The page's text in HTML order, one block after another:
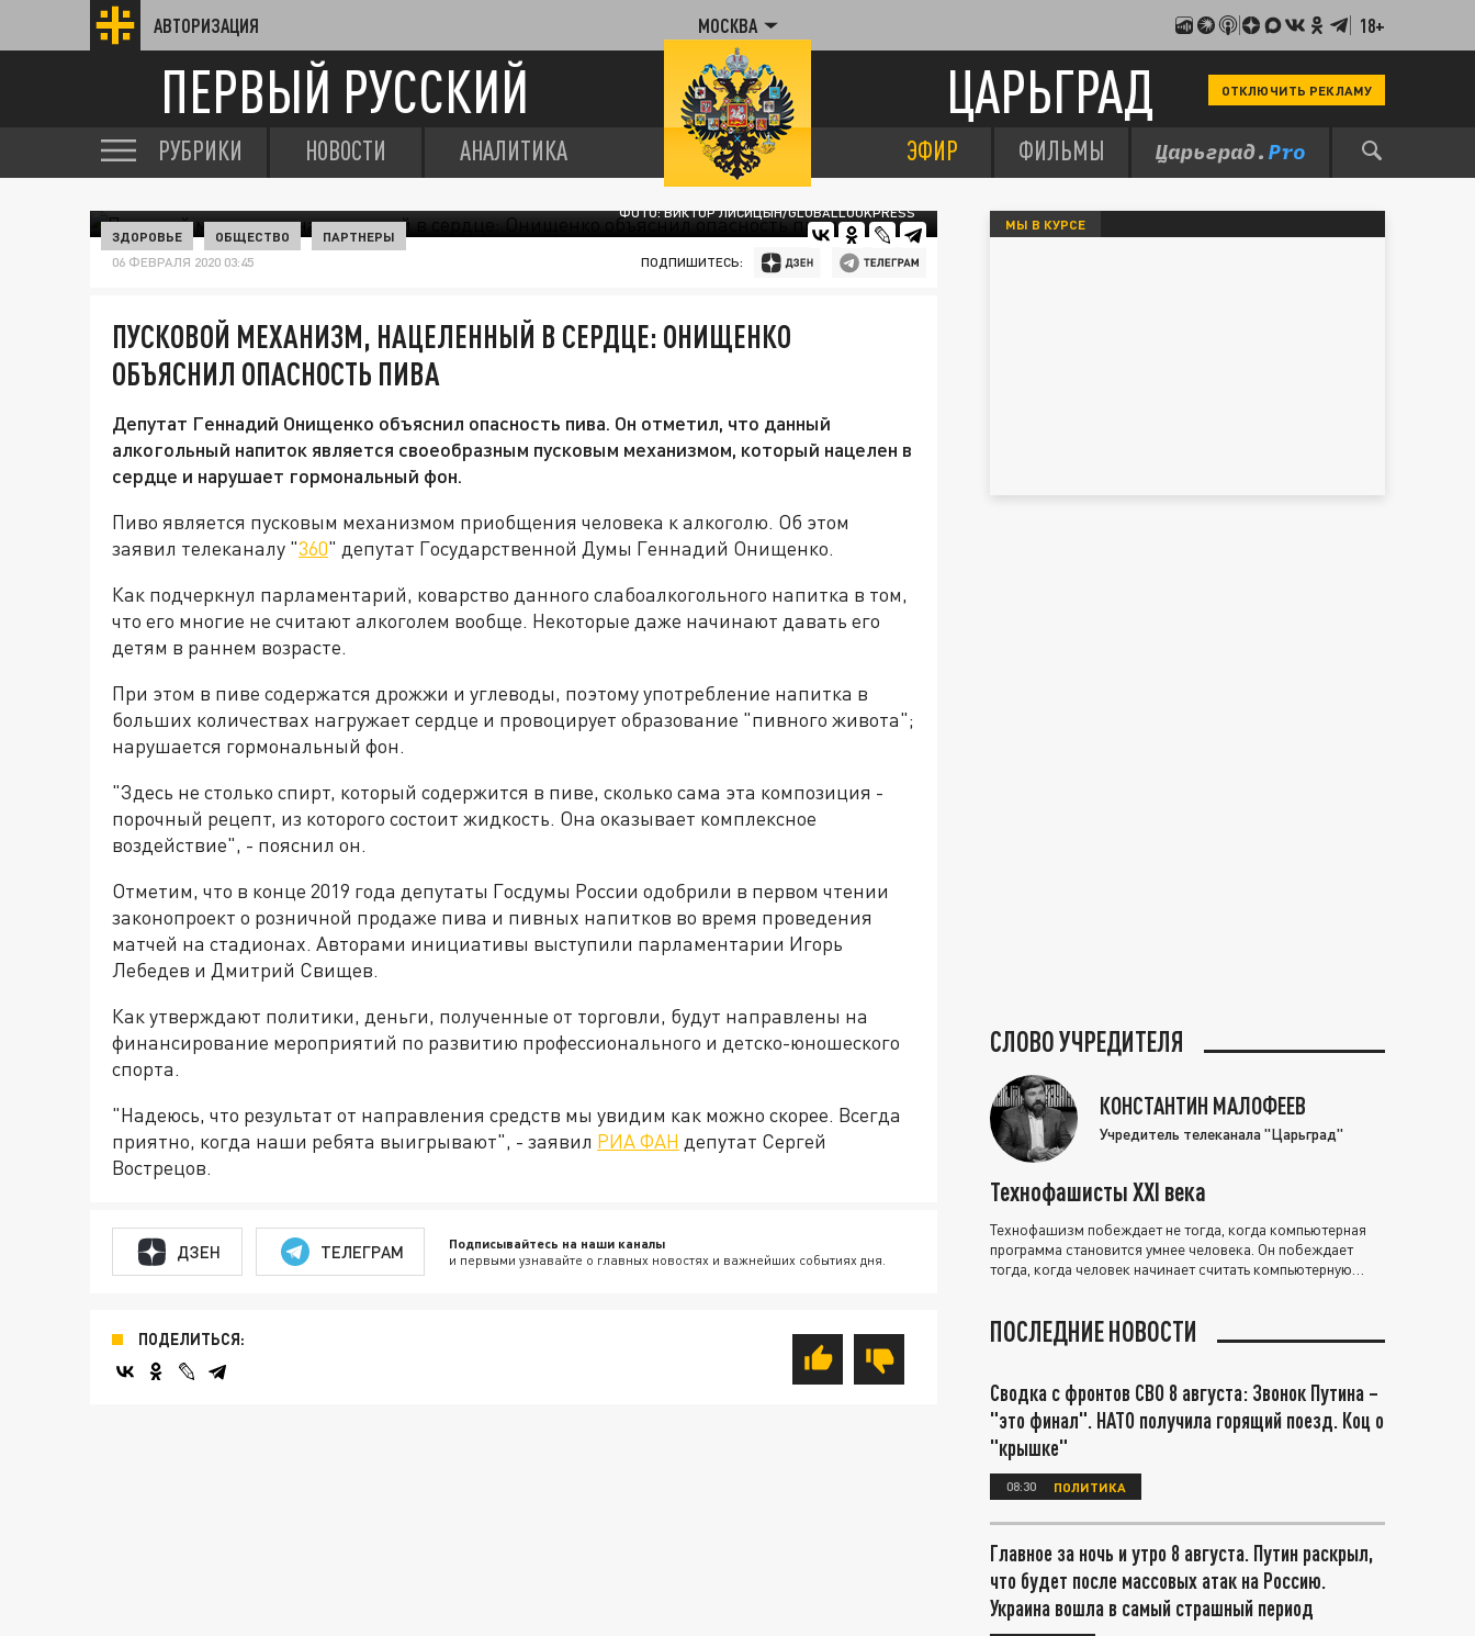
АВТОРИЗАЦИЯ МОСКВА 18+
ПЕРВЫЙ РУССКИЙ ЦАРЬГРАД ОТКЛЮЧИТЬ РЕКЛАМУ
РУБРИКИ НОВОСТИ АНАЛИТИКА ЭФИР ФИЛЬМЫ
ФОТО: ВИКТОР ЛИСИЦЫН/GLOBALLOOKPRESS
ЗДОРОВЬЕ ОБЩЕСТВО ПАРТНЕРЫ
06 ФЕВРАЛЯ 2020 03:45 ПОДПИШИТЕСЬ:
ПУСКОВОЙ МЕХАНИЗМ, НАЦЕЛЕННЫЙ В СЕРДЦЕ: ОНИЩЕНКО
ОБЪЯСНИЛ ОПАСНОСТЬ ПИВА
Депутат Геннадий Онищенко объяснил опасность пива. Он отметил, что данный
алкогольный напиток является своеобразным пусковым механизмом, который нацелен в
сердце и нарушает гормональный фон.
Пиво является пусковым механизмом приобщения человека к алкоголю. Об этом
заявил телеканалу "360" депутат Государственной Думы Геннадий Онищенко.
Как подчеркнул парламентарий, коварство данного слабоалкогольного напитка в том,
что его многие не считают алкоголем вообще. Некоторые даже начинают давать его
детям в раннем возрасте.
При этом в пиве содержатся дрожжи и углеводы, поэтому употребление напитка в
больших количествах нагружает сердце и провоцирует образование "пивного живота";
нарушается гормональный фон.
"Здесь не столько спирт, который содержится в пиве, сколько сама эта композиция -
порочный рецепт, из которого состоит жидкость. Она оказывает комплексное
воздействие", - пояснил он.
Отметим, что в конце 2019 года депутаты Госдумы России одобрили в первом чтении
законопроект о розничной продаже пива и пивных напитков во время проведения
матчей на стадионах. Авторами инициативы выступили парламентарии Игорь
Лебедев и Дмитрий Свищев.
Как утверждают политики, деньги, полученные от торговли, будут направлены на
финансирование мероприятий по развитию профессионального и детско-юношеского
спорта.
"Надеюсь, что результат от направления средств мы увидим как можно скорее. Всегда
приятно, когда наши ребята выигрывают", - заявил РИА ФАН депутат Сергей
Вострецов.
ДЗЕН ТЕЛЕГРАМ Подписывайтесь на наши каналы
и первыми узнавайте о главных новостях и важнейших событиях дня.
ПОДЕЛИТЬСЯ:
МЫ В КУРСЕ
СЛОВО УЧРЕДИТЕЛЯ
КОНСТАНТИН МАЛОФЕЕВ
Учредитель телеканала "Царьград"
Технофашисты XXI века
Технофашизм побеждает не тогда, когда компьютерная
программа становится умнее человека. Он побеждает
тогда, когда человек начинает считать компьютерную
ПОСЛЕДНИЕ НОВОСТИ
Сводка с фронтов СВО 8 августа: Звонок Путина –
"это финал". НАТО получила горящий поезд. Коц о
"крышке"
08:30 ПОЛИТИКА
Главное за ночь и утро 8 августа. Путин раскрыл,
что будет после массовых атак на Россию.
Украина вошла в самый страшный период